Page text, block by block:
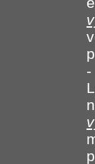
-